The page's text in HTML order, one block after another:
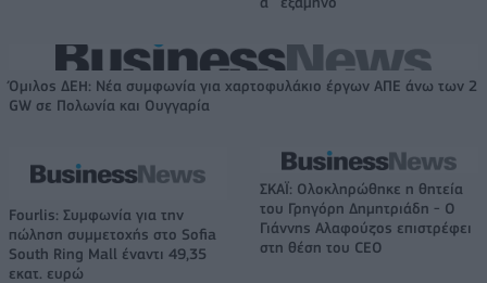
Όμιλος ΔΕΗ: Νέα συμφωνία για χαρτοφυλάκιο έργων ΑΠΕ άνω των 2
GW σε Πολωνία και Ουγγαρία
Fourlis: Συμφωνία για την
πώληση συμμετοχής στο Sofia
South Ring Mall έναντι 49,35
εκατ. ευρώ
ΣΚΑΪ: Ολοκληρώθηκε η θητεία
του Γρηγόρη Δημητριάδη - Ο
Γιάννης Αλαφούζος επιστρέφει
στη θέση του CEO